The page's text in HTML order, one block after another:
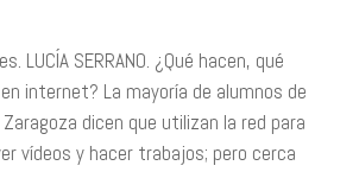
LUCÍA SERRANO. ¿Qué hacen, qué
internet? La mayoría de alumnos de
dicen que utilizan la red para
vídeos y hacer trabajos; pero cerca